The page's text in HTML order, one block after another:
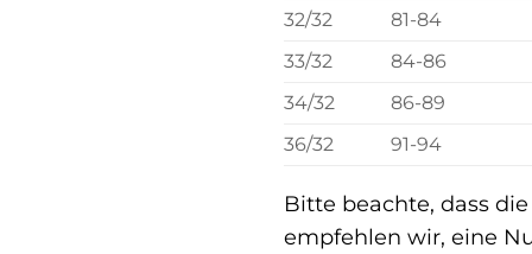
32/32
81-84
33/32
84-86
34/32
86-89
36/32
91-94
Bitte beachte, dass
empfehlen wir, eine